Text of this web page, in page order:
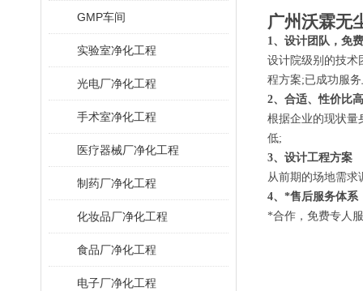
GMP车间
实验室净化工程
光电厂净化工程
手术室净化工程
医疗器械厂净化工程
制药厂净化工程
化妆品厂净化工程
食品厂净化工程
电子厂净化工程
广州沃霖无
1、设计团队，免
设计院级别的技术
程方案;已成功服
2、合适、性价比
根据企业的现状量
低;
3、设计工程方案
从前期的场地需求
4、*售后服务体系
*合作，免费专人